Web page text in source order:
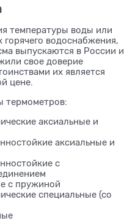
температуры воды или
горячего водоснабжения,
выпускаются в России и
свое доверие
их является
цене.
термометров:
аксиальные и
аксиальные и
с
с пружиной
специальные (со